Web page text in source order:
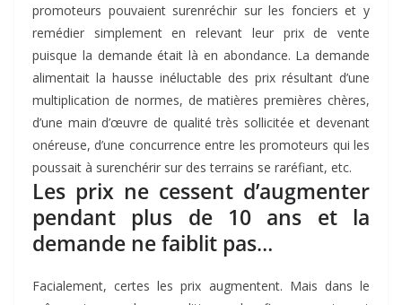
promoteurs pouvaient surenréchir sur les fonciers et y
remédier simplement en relevant leur prix de vente
puisque la demande était là en abondance. La demande
alimentait la hausse inéluctable des prix résultant d’une
multiplication de normes, de matières premières chères,
d’une main d’œuvre de qualité très sollicitée et devenant
onéreuse, d’une concurrence entre les promoteurs qui les
poussait à surenchérir sur des terrains se raréfiant, etc.
Les prix ne cessent d’augmenter
pendant plus de 10 ans et la
demande ne faiblit pas…
Facialement, certes les prix augmentent. Mais dans le